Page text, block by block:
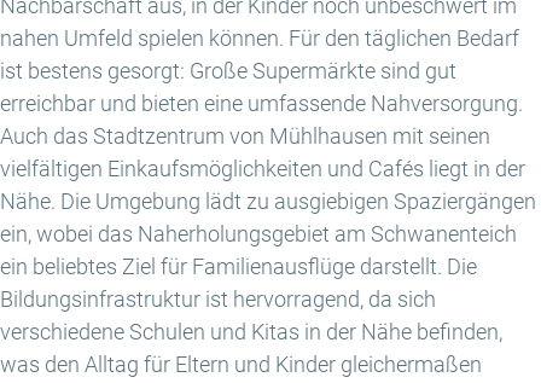
Nachbarschaft aus, in der Kinder noch unbeschwert im
nahen Umfeld spielen können. Für den täglichen Bedarf
ist bestens gesorgt: Große Supermärkte sind gut
erreichbar und bieten eine umfassende Nahversorgung.
Auch das Stadtzentrum von Mühlhausen mit seinen
vielfältigen Einkaufsmöglichkeiten und Cafés liegt in der
Nähe. Die Umgebung lädt zu ausgiebigen Spaziergängen
ein, wobei das Naherholungsgebiet am Schwanenteich
ein beliebtes Ziel für Familienausflüge darstellt. Die
Bildungsinfrastruktur ist hervorragend, da sich
verschiedene Schulen und Kitas in der Nähe befinden,
was den Alltag für Eltern und Kinder gleichermaßen